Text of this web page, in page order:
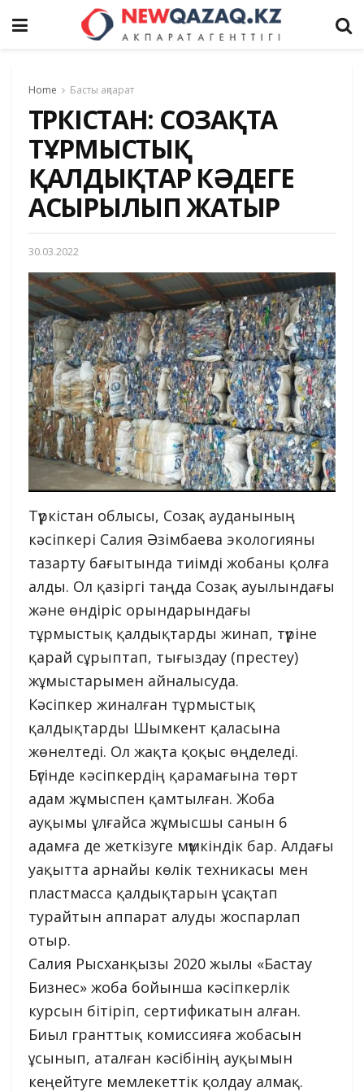
Home Басты ақпарат
ТҮРКІСТАН: СОЗАҚТА
ТҰРМЫСТЫҚ
ҚАЛДЫҚТАР КӘДЕГЕ
АСЫРЫЛЫП ЖАТЫР
30.03.2022
Түркістан облысы, Созақ ауданының
кәсіпкері Салия Әзімбаева экологияны
тазарту бағытында тиімді жобаны қолға
алды. Ол қазіргі таңда Созақ ауылындағы
және өндіріс орындарындағы
тұрмыстық қалдықтарды жинап, түріне
қарай сұрыптап, тығыздау (престеу)
жұмыстарымен айналысуда.
Кәсіпкер жиналған тұрмыстық
қалдықтарды Шымкент қаласына
жөнелтеді. Ол жақта қоқыс өңделеді.
Бүгінде кәсіпкердің қарамағына төрт
адам жұмыспен қамтылған. Жоба
ауқымы ұлғайса жұмысшы санын 6
адамға де жеткізуге мүмкіндік бар. Алдағы
уақытта арнайы көлік техникасы мен
пластмасса қалдықтарын ұсақтап
турайтын аппарат алуды жоспарлап
отыр.
Салия Рысханқызы 2020 жылы «Бастау
Бизнес» жоба бойынша кәсіпкерлік
курсын бітіріп, сертификатын алған.
Биыл гранттық комиссияға жобасын
ұсынып, аталған кәсібінің ауқымын
кеңейтуге мемлекеттік қолдау алмақ.